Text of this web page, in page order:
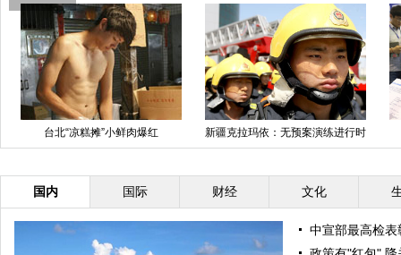
台北“凉糕摊”小鲜肉爆红 新疆克拉玛依：无预案演练进行时
国内 国际 财经 文化
中宣部最高检